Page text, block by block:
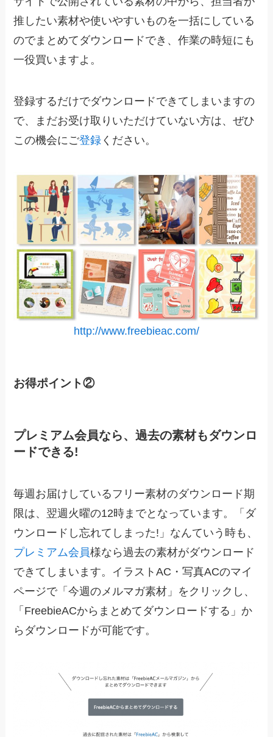
推したい素材や使いやすいものを一括にしている
のでまとめてダウンロードでき、作業の時短にも
一役買いますよ。
登録するだけでダウンロードできてしまいますの
で、まだお受け取りいただけていない方は、ぜひ
この機会にご登録 ください。
http://www.freebieac.com/
お得ポイント②
プレミアム会員なら、過去の素材もダウンロ
ードできる!
毎週お届けしているフリー素材のダウンロード期
限は、翌週火曜の12時までとなっています。「ダ
ウンロードし忘れてしまった!」なんていう時も、
プレミアム会員様なら過去の素材がダウンロード
できてしまいます。イラストAC・写真ACのマイ
ページで「今週のメルマガ素材」をクリックし、
「FreebieACからまとめてダウンロードする」か
らダウンロードが可能です。